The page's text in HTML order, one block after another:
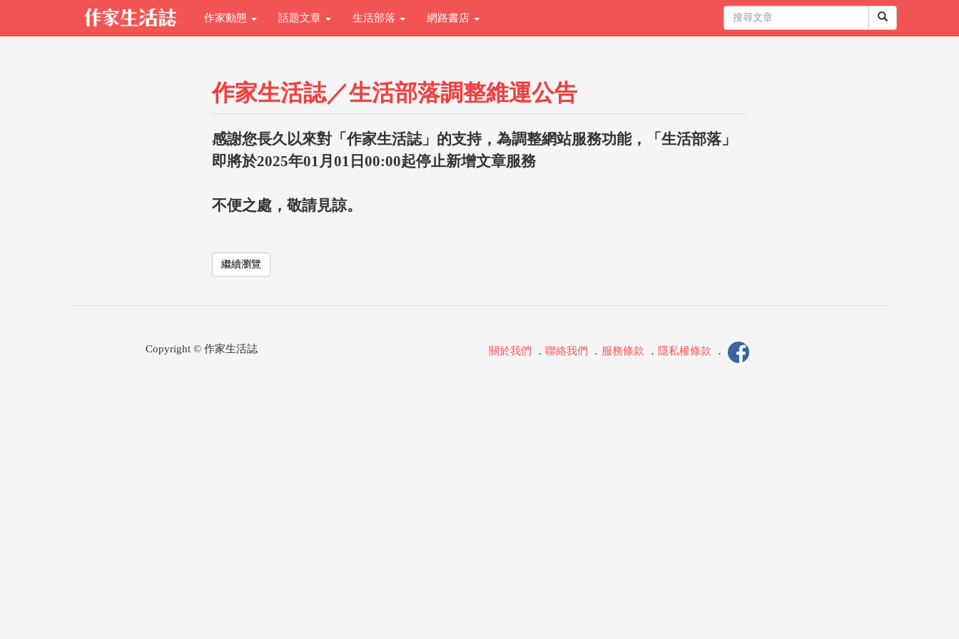
作家動態 話題文章 生活部落 網路書店
作家生活誌／生活部落調整維運公告
感謝您長久以來對「作家生活誌」的支持，為調整網站服務功能，「生活部落」
即將於2025年01月01日00:00起停止新增文章服務
不便之處，敬請見諒。
繼續瀏覽
Copyright © 作家生活誌 關於我們 ． 聯絡我們 ． 服務條款 ． 隱私權條款 ．